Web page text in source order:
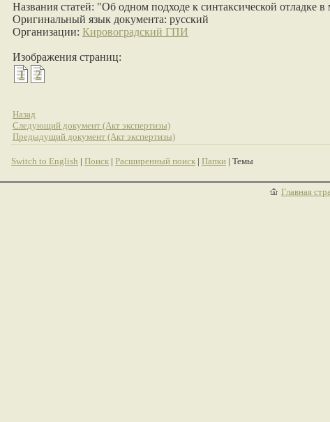
Названия статей: "Об одном подходе к синтаксической отладке
Оригинальный язык документа: русский
Организации: Кировоградский ГПИ
Изображения страниц:
1
2
Назад
Следующий документ (Акт экспертизы)
Предыдущий документ (Акт экспертизы)
Switch to English | Поиск | Расширенный поиск | Папки | Темы
Главная